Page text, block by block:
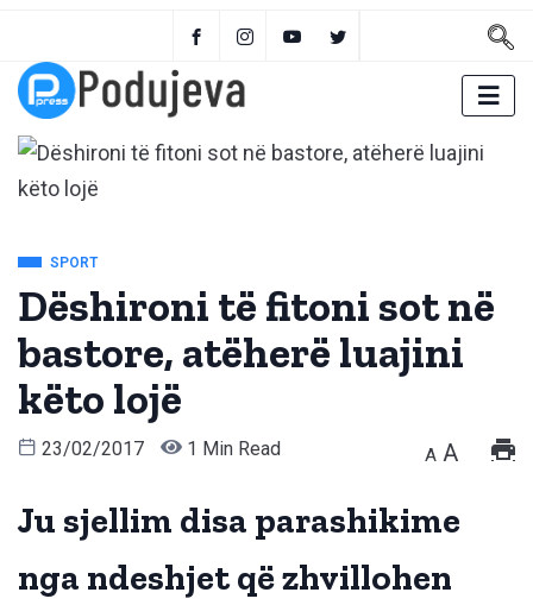
SPORT
Dëshironi të fitoni sot në
bastore, atëherë luajini
këto lojë
23/02/2017 1 Min Read A A
Ju sjellim disa parashikime
nga ndeshjet që zhvillohen